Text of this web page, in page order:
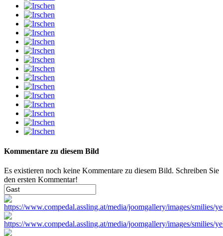
Kommentare zu diesem Bild
Es existieren noch keine Kommentare zu diesem Bild. Schreiben Sie
den ersten Kommentar!